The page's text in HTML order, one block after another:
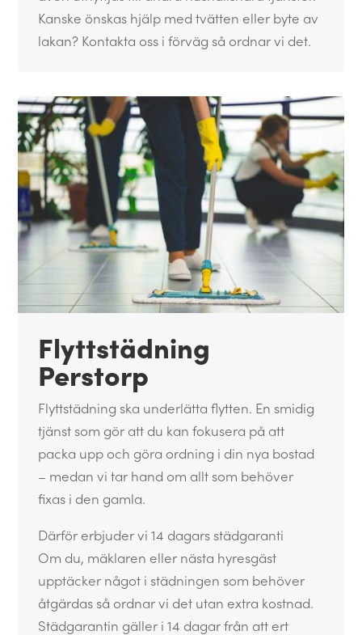
Kanske önskas hjälp med tvätten eller byte av
lakan? Kontakta oss i förväg så ordnar vi det.
Flyttstädning
Perstorp
Flyttstädning ska underlätta flytten. En smidig
tjänst som gör att du kan fokusera på att
packa upp och göra ordning i din nya bostad
– medan vi tar hand om allt som behöver
fixas i den gamla.
Därför erbjuder vi 14 dagars städgaranti
Om du, mäklaren eller nästa hyresgäst
upptäcker något i städningen som behöver
åtgärdas så ordnar vi det utan extra kostnad.
Städgarantin gäller i 14 dagar från att ert